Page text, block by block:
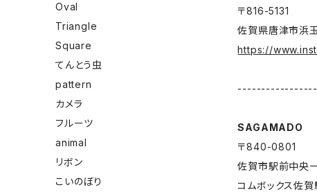
〒816-5131
佐賀県唐津市浜
https://
SAGAMADO
〒840-0801
佐賀市駅前中央
コムボックス佐賀
Oval
Triangle
Square
てんとう虫
pattern
カメラ
フルーツ
animal
リボン
こいのぼり